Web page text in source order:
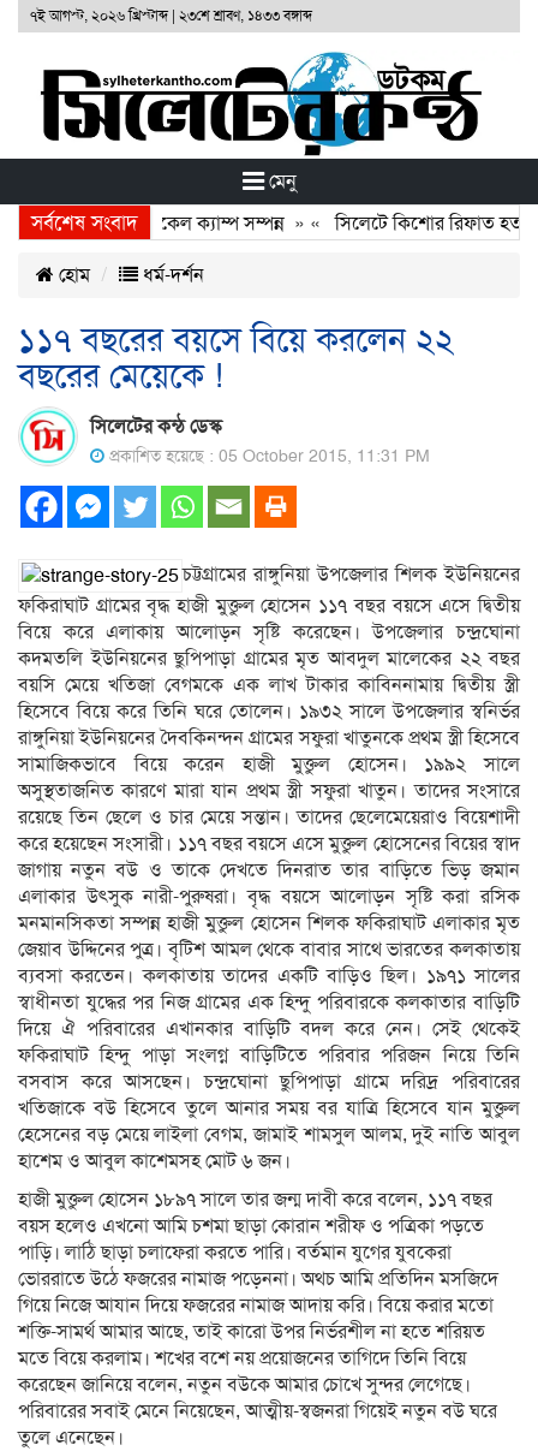
৭ই আগস্ট, ২০২৬ খ্রিস্টাব্দ| ২৩শে শ্রাবণ, ১৪৩৩ বঙ্গাব্দ
মেনু
সর্বশেষ সংবাদফ্রি মেডিকেল ক্যাম্প সম্পন্ন» «সিলেটে কিশোর রিফাত
হোম ধর্ম-দর্শন
১১৭ বছরের বয়সে বিয়ে করলেন ২২
বছরের মেয়েকে !
সিলেটের কন্ঠ ডেস্ক
প্রকাশিত হয়েছে : 05 October 2015, 11:31 PM
চট্টগ্রামের রাঙ্গুনিয়া উপজেলার শিলক ইউনিয়নের
ফকিরাঘাট গ্রামের বৃদ্ধ হাজী মুক্তুল হোসেন ১১৭ বছর বয়সে এসে দ্বিতীয়
বিয়ে করে এলাকায় আলোড়ন সৃষ্টি করেছেন। উপজেলার চন্দ্রঘোনা
কদমতলি ইউনিয়নের ছুপিপাড়া গ্রামের মৃত আবদুল মালেকের ২২ বছর
বয়সি মেয়ে খতিজা বেগমকে এক লাখ টাকার কাবিননামায় দ্বিতীয় স্ত্রী
হিসেবে বিয়ে করে তিনি ঘরে তোলেন। ১৯৩২ সালে উপজেলার স্বনির্ভর
রাঙ্গুনিয়া ইউনিয়নের দৈবকিনন্দন গ্রামের সফুরা খাতুনকে প্রথম স্ত্রী হিসেবে
সামাজিকভাবে বিয়ে করেন হাজী মুক্তুল হোসেন। ১৯৯২ সালে
অসুস্থতাজনিত কারণে মারা যান প্রথম স্ত্রী সফুরা খাতুন। তাদের সংসারে
রয়েছে তিন ছেলে ও চার মেয়ে সন্তান। তাদের ছেলেমেয়েরাও বিয়েশাদী
করে হয়েছেন সংসারী। ১১৭ বছর বয়সে এসে মুক্তুল হোসেনের বিয়ের স্বাদ
জাগায় নতুন বউ ও তাকে দেখতে দিনরাত তার বাড়িতে ভিড় জমান
এলাকার উৎসুক নারী-পুরুষরা। বৃদ্ধ বয়সে আলোড়ন সৃষ্টি করা রসিক
মনমানসিকতা সম্পন্ন হাজী মুক্তুল হোসেন শিলক ফকিরাঘাট এলাকার মৃত
জেয়াব উদ্দিনের পুত্র। বৃটিশ আমল থেকে বাবার সাথে ভারতের কলকাতায়
ব্যবসা করতেন। কলকাতায় তাদের একটি বাড়িও ছিল। ১৯৭১ সালের
স্বাধীনতা যুদ্ধের পর নিজ গ্রামের এক হিন্দু পরিবারকে কলকাতার বাড়িটি
দিয়ে ঐ পরিবারের এখানকার বাড়িটি বদল করে নেন। সেই থেকেই
ফকিরাঘাট হিন্দু পাড়া সংলগ্ন বাড়িটিতে পরিবার পরিজন নিয়ে তিনি
বসবাস করে আসছেন। চন্দ্রঘোনা ছুপিপাড়া গ্রামে দরিদ্র পরিবারের
খতিজাকে বউ হিসেবে তুলে আনার সময় বর যাত্রি হিসেবে যান মুক্তুল
হেসেনের বড় মেয়ে লাইলা বেগম, জামাই শামসুল আলম, দুই নাতি আবুল
হাশেম ও আবুল কাশেমসহ মোট ৬ জন।
হাজী মুক্তুল হোসেন ১৮৯৭ সালে তার জন্ম দাবী করে বলেন, ১১৭ বছর
বয়স হলেও এখনো আমি চশমা ছাড়া কোরান শরীফ ও পত্রিকা পড়তে
পাড়ি। লাঠি ছাড়া চলাফেরা করতে পারি। বর্তমান যুগের যুবকেরা
ভোররাতে উঠে ফজরের নামাজ পড়েননা। অথচ আমি প্রতিদিন মসজিদে
গিয়ে নিজে আযান দিয়ে ফজরের নামাজ আদায় করি। বিয়ে করার মতো
শক্তি-সামর্থ আমার আছে, তাই কারো উপর নির্ভরশীল না হতে শরিয়ত
মতে বিয়ে করলাম। শখের বশে নয় প্রয়োজনের তাগিদে তিনি বিয়ে
করেছেন জানিয়ে বলেন, নতুন বউকে আমার চোখে সুন্দর লেগেছে।
পরিবারের সবাই মেনে নিয়েছেন, আত্মীয়-স্বজনরা গিয়েই নতুন বউ ঘরে
তুলে এনেছেন।